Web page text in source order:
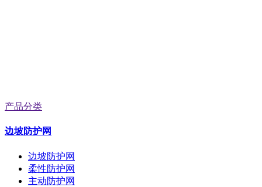
产品分类
边坡防护网
边坡防护网
柔性防护网
主动防护网